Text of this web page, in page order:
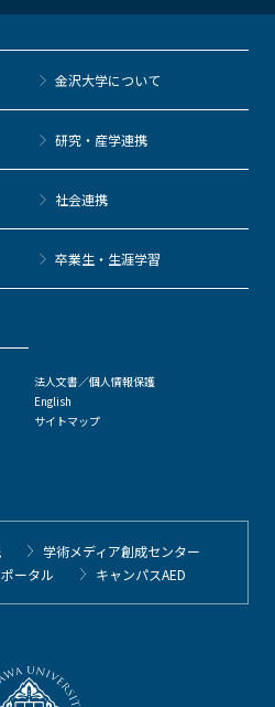
金沢大学について
研究・産学連携
社会連携
卒業生・生涯学習
法人文書／個人情報保護
English
サイトマップ
学術メディア創成センター
ータル
キャンパスAED